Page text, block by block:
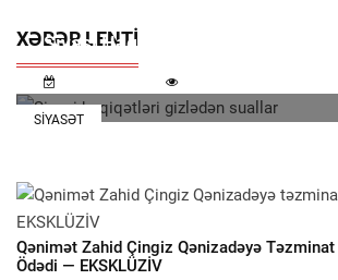
XƏBƏR LENTI
SIYASƏT
Siyasi Həqiqətləri Gizlədən Suallar
Qənimət Zahid Çingiz Qənizadəyə Təzminat
Ödədi — EKSKLÜZİV